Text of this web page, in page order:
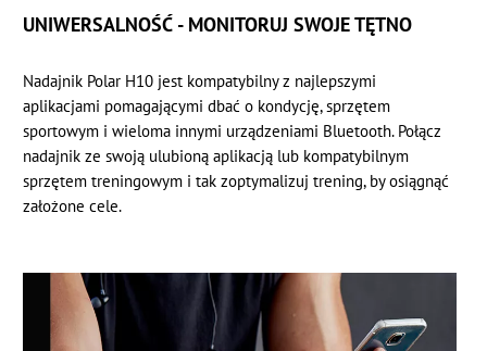
UNIWERSALNOŚĆ - MONITORUJ SWOJE TĘTNO
Nadajnik Polar H10 jest kompatybilny z najlepszymi
aplikacjami pomagającymi dbać o kondycję, sprzętem
sportowym i wieloma innymi urządzeniami Bluetooth. Połącz
nadajnik ze swoją ulubioną aplikacją lub kompatybilnym
sprzętem treningowym i tak zoptymalizuj trening, by osiągnąć
założone cele.